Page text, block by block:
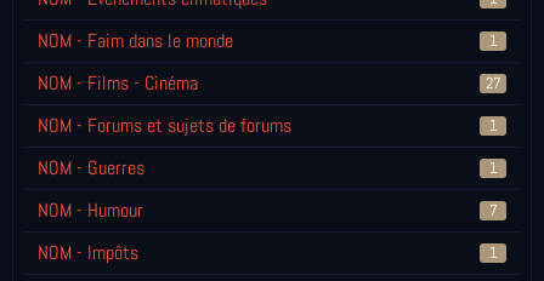
NOM - Faim dans le monde 1
NOM - Films - Cinéma 27
NOM - Forums et sujets de forums 1
NOM - Guerres 1
NOM - Humour 7
NOM - Impôts 1